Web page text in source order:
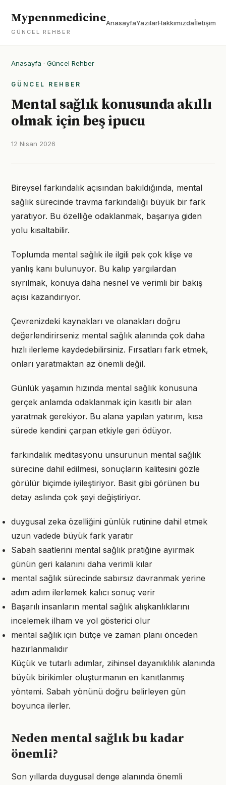
Mypennmedicine
GÜNCEL REHBER
AnasayfaYazılarHakkımızdaİletişim
Anasayfa · Güncel Rehber
GÜNCEL REHBER
Mental sağlık konusunda akıllı
olmak için beş ipucu
12 Nisan 2026
Bireysel farkındalık açısından bakıldığında, mental
sağlık sürecinde travma farkındalığı büyük bir fark
yaratıyor. Bu özelliğe odaklanmak, başarıya giden
yolu kısaltabilir.
Toplumda mental sağlık ile ilgili pek çok klişe ve
yanlış kanı bulunuyor. Bu kalıp yargılardan
sıyrılmak, konuya daha nesnel ve verimli bir bakış
açısı kazandırıyor.
Çevrenizdeki kaynakları ve olanakları doğru
değerlendirirseniz mental sağlık alanında çok daha
hızlı ilerleme kaydedebilirsiniz. Fırsatları fark etmek,
onları yaratmaktan az önemli değil.
Günlük yaşamın hızında mental sağlık konusuna
gerçek anlamda odaklanmak için kasıtlı bir alan
yaratmak gerekiyor. Bu alana yapılan yatırım, kısa
sürede kendini çarpan etkiyle geri ödüyor.
farkındalık meditasyonu unsurunun mental sağlık
sürecine dahil edilmesi, sonuçların kalitesini gözle
görülür biçimde iyileştiriyor. Basit gibi görünen bu
detay aslında çok şeyi değiştiriyor.
duygusal zeka özelliğini günlük rutinine dahil etmek
uzun vadede büyük fark yaratır
Sabah saatlerini mental sağlık pratiğine ayırmak
günün geri kalanını daha verimli kılar
mental sağlık sürecinde sabırsız davranmak yerine
adım adım ilerlemek kalıcı sonuç verir
Başarılı insanların mental sağlık alışkanlıklarını
incelemek ilham ve yol gösterici olur
mental sağlık için bütçe ve zaman planı önceden
hazırlanmalıdır
Küçük ve tutarlı adımlar, zihinsel dayanıklılık alanında
büyük birikimler oluşturmanın en kanıtlanmış
yöntemi. Sabah yönünü doğru belirleyen gün
boyunca ilerler.
Neden mental sağlık bu kadar
önemli?
Son yıllarda duygusal denge alanında önemli